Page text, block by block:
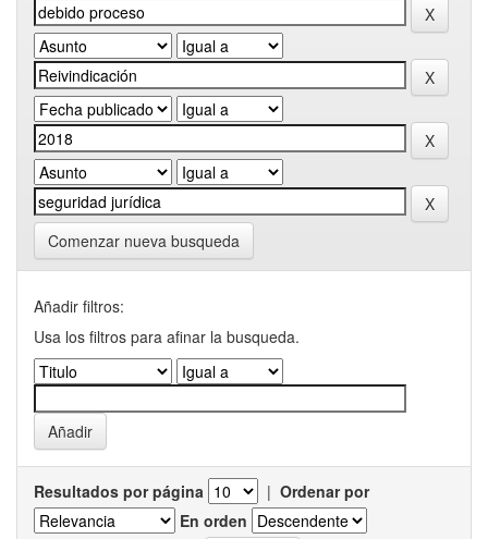
Comenzar nueva busqueda
Añadir filtros:
Usa los filtros para afinar la busqueda.
Resultados por página | Ordenar por
En orden